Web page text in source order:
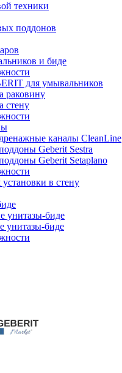
техники
поддонов
и биде
для умывальников
раковину
стену
каналы CleanLine
Geberit Sestra
Geberit Setaplano
в стену
унитазы-биде
унитазы-биде